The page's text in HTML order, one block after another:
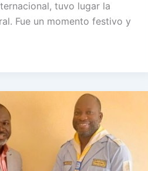
tuvo lugar la
Fue un momento festivo y